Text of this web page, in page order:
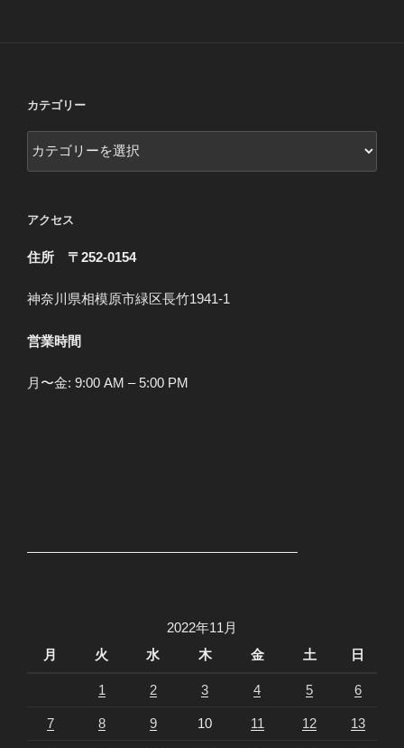
カテゴリー
テ
ー
アクセス
住所 〒252-0154
神奈川県相模原市緑区長竹1941-1
営業時間
月〜金: 9:00 AM – 5:00 PM
2022年11月
月
火 水 木 金 土 日
1 2 3 4 5 6
7 8 9 10 11 12 13